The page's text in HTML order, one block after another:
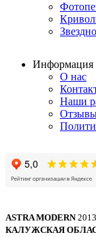
Информация
О нас
Наши
ASTRA MODERN
КАЛУЖСКАЯ